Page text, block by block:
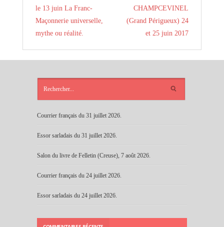
le 13 juin La Franc-
Maçonnerie universelle,
mythe ou réalité.
CHAMPCEVINEL
(Grand Périgueux) 24
et 25 juin 2017
Courrier français du 31 juillet 2026.
Essor sarladais du 31 juillet 2026.
Salon du livre de Felletin (Creuse), 7 août 2026.
Courrier français du 24 juillet 2026.
Essor sarladais du 24 juillet 2026.